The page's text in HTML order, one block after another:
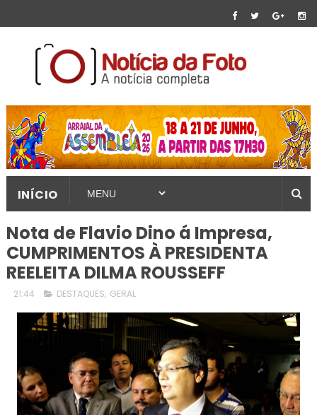
INÍCIO
Nota de Flavio Dino á Impresa,
CUMPRIMENTOS À PRESIDENTA
REELEITA DILMA ROUSSEFF
21:44 DESTAQUES, GERAL